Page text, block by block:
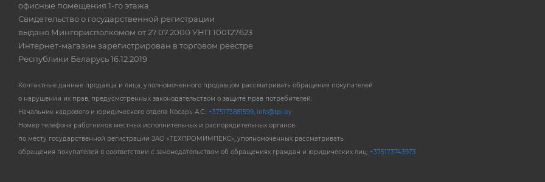
офисные помещения 1-го этажа
Свидетельство о государственной регистрации
выдано Мингорисполкомом от 27.07.2000 УНП 100127623
Интернет-магазин зарегистрирован в торговом реестре
Республики Беларусь 16.12.2019
Контактные данные продавца и лица, уполномоченного продавцом рассматривать обращения покупателей
о нарушении их прав, предусмотренных законодательством о защите прав потребителей:
Начальник кадрового и юридического отдела Косарь А.С.: +375173881599, info@tpi.by
Номер телефона работников местных исполнительных и распорядительных органов
по месту государственной регистрации ЗАО «ТЕХПРОМИМПЕКС», уполномоченных рассматривать
обращения покупателей в соответствии с законодательством об обращениях граждан и юридических лиц: +375173743973